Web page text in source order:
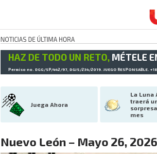
NOTICIAS DE ÚLTIMA HORA
HAZ DE TODO UN RETO, MÉTELE
Permiso no. DGG/SP/442/97, DGJS/234/2019. JUEGO RESPONSABLE. +18
Juega Ahora
La Luna
traerá
mes
Nuevo León – Mayo 26, 2026